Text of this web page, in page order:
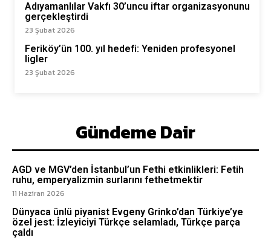
Adıyamanlılar Vakfı 30’uncu iftar organizasyonunu
gerçekleştirdi
23 Şubat 2026
Feriköy’ün 100. yıl hedefi: Yeniden profesyonel
ligler
23 Şubat 2026
Gündeme Dair
AGD ve MGV’den İstanbul’un Fethi etkinlikleri: Fetih
ruhu, emperyalizmin surlarını fethetmektir
11 Haziran 2026
Dünyaca ünlü piyanist Evgeny Grinko’dan Türkiye’ye
özel jest: İzleyiciyi Türkçe selamladı, Türkçe parça
çaldı